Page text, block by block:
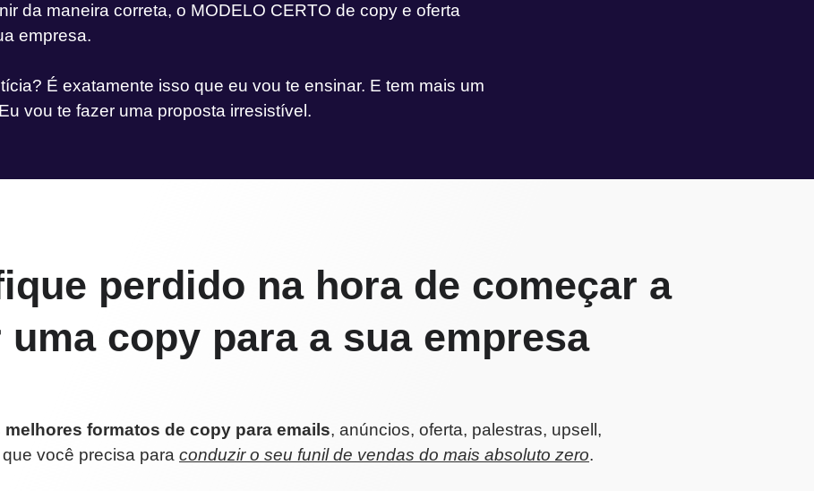
da maneira correta, o MODELO CERTO de copy e oferta
empresa.
É exatamente isso que eu vou te ensinar. E tem mais um
vou te fazer uma proposta irresistível.
perdido na hora de começar a
copy para a sua empresa
melhores formatos de copy para emails, anúncios, oferta, palestras, upsell,
você precisa para conduzir o seu funil de vendas do mais absoluto zero.